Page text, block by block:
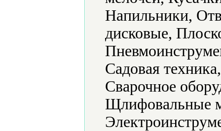
Напильники,
дисковые,
Садовая
Сварочное
Щлифовальные